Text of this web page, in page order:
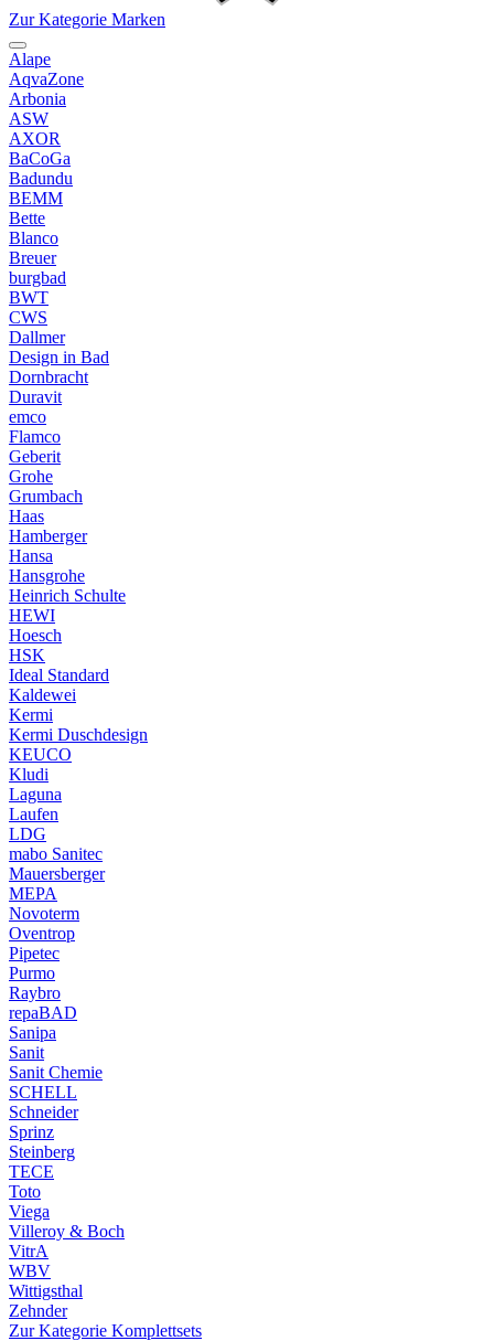
Zur Kategorie Marken
Alape
AqvaZone
Arbonia
ASW
AXOR
BaCoGa
Badundu
BEMM
Bette
Blanco
Breuer
burgbad
BWT
CWS
Dallmer
Design in Bad
Dornbracht
Duravit
emco
Flamco
Geberit
Grohe
Grumbach
Haas
Hamberger
Hansa
Hansgrohe
Heinrich Schulte
HEWI
Hoesch
HSK
Ideal Standard
Kaldewei
Kermi
Kermi Duschdesign
KEUCO
Kludi
Laguna
Laufen
LDG
mabo Sanitec
Mauersberger
MEPA
Novoterm
Oventrop
Pipetec
Purmo
Raybro
repaBAD
Sanipa
Sanit
Sanit Chemie
SCHELL
Schneider
Sprinz
Steinberg
TECE
Toto
Viega
Villeroy & Boch
VitrA
WBV
Wittigsthal
Zehnder
Zur Kategorie Komplettsets